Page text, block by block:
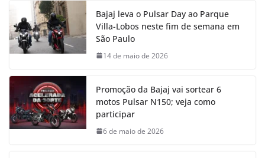
Bajaj leva o Pulsar Day ao Parque
Villa-Lobos neste fim de semana em
São Paulo
14 de maio de 2026
Promoção da Bajaj vai sortear 6
motos Pulsar N150; veja como
participar
6 de maio de 2026